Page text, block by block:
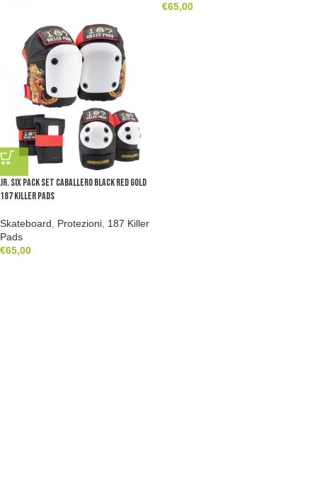
€65,00
Jr. Six Pack Set Caballero Black Red Gold
187 Killer Pads
Skateboard Protezioni 187 Killer
Pads
€65,00